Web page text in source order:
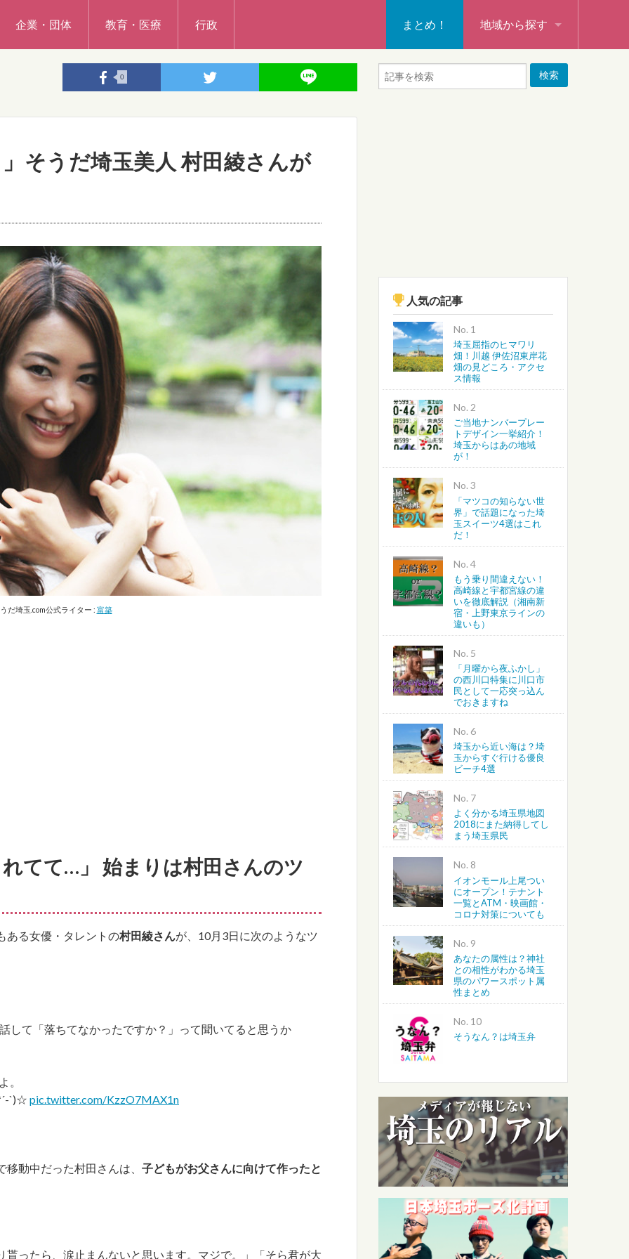
企業・団体 教育・医療 行政 まとめ！ 地域から探す
秩父・飯能・秩父郡
新座・朝霞・戸田・和光
蕨・草加・八潮・三郷
越谷・春日部・吉川・北葛飾
さいたま・川越・川口
上尾・桶川・北本・鴻巣・北
蓮田・白岡・久喜・幸手・
0
そうだ埼玉美人 村田綾さんが
だ埼玉.com公式ライター : 富築
てて…」 始まりは村田さんのツ
ある女優・タレントの村田綾さんが、10月3日に次のようなツ
して「落ちてなかったですか？」って聞いてると思うか
。
`)☆ pic.twitter.com/KzzO7MAX1n
動中だった村田さんは、 子どもがお父さんに向けて作ったと
ったら、涙止まんないと思います。マジで。」「そら君が大
人気の記事
No.
埼玉屈指のヒマワリ
畑！川越 伊佐沼東岸花
畑の見どころ・アクセ
ス情報
No.
ご当地ナンバープレー
トデザイン一挙紹介！
埼玉からはあの地域
が！
No.
「マツコの知らない世
界」で話題になった埼
玉スイーツ4選はこれ
だ！
No.
もう乗り間違えない！
高崎線と宇都宮線の違
いを徹底解説（湘南新
宿・上野東京ラインの
違いも）
No.
「月曜から夜ふかし」
の西川口特集に川口市
民として一応突っ込ん
でおきますね
No.
埼玉から近い海は？埼
玉からすぐ行ける優良
ビーチ4選
No.
よく分かる埼玉県地図
2018にまた納得してし
まう埼玉県民
No.
イオンモール上尾つい
にオープン！テナント
一覧とATM・映画館・
コロナ対策についても
No.
あなたの属性は？神社
との相性がわかる埼玉
県のパワースポット属
性まとめ
No.
そうなん？は埼玉弁